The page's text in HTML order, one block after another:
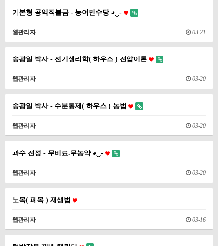
기본형 공익직불금 - 농어민수당 ◕‿-
웹관리자 03-21
송광일 박사 - 전기생리학( 하우스 ) 전압이론
웹관리자 03-20
송광일 박사 - 수분통제( 하우스 ) 농법
웹관리자 03-20
과수 전정 - 무비료.무농약 ◕‿-
웹관리자 03-20
노목( 폐목 ) 재생법
웹관리자 03-16